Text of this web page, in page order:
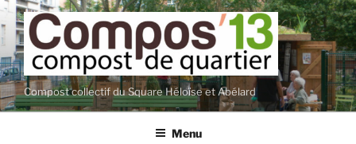
Aller
au
contenu
principal
Compost collectif du Square Héloïse et Abélard
Menu